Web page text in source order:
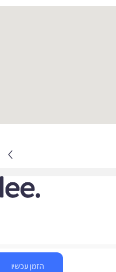
הזמן עכשיו